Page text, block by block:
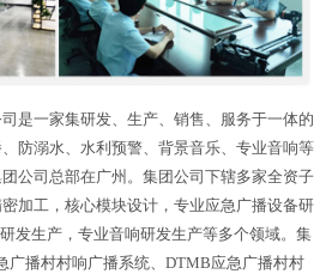
是一家集研发、生产、销售、服务于一体的
防溺水、水利预警、背景音乐、专业音响等
公司总部在广州。集团公司下辖多家全资子
加工，核心模块设计，专业应急广播设备研
发生产，专业音响研发生产等多个领域。集
广播村村响广播系统、DTMB应急广播村村